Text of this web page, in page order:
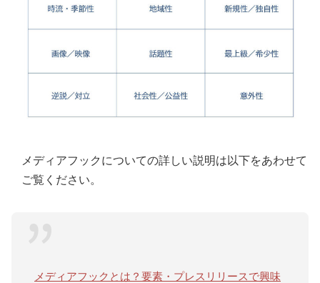
メディアフックについての詳しい説明は以下をあわせて
ご覧ください。
メディアフックとは？要素・プレスリリースで興味